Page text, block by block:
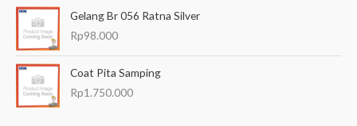
Gelang Br 056 Ratna Silver
Rp98.000
Coat Pita Samping
Rp1.750.000